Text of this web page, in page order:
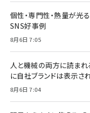
個性・専門性・熱量が光
SNS好事例
8月6日 7:05
人と機械の両方に読まれ
に自社ブランドは表示さ
8月6日 7:04